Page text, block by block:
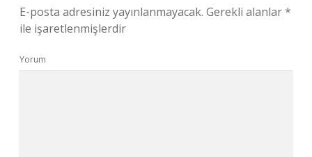
E-posta adresiniz yayınlanmayacak. Gerekli alanlar*
ile işaretlenmişlerdir
Yorum